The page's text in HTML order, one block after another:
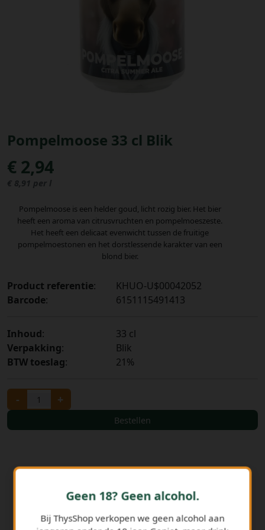
Pompelmoose 33 cl Blik
€ 2,94
€ 8,91 per l
Pompelmoose is een helder goud, licht rozig bier. Het bier
heeft een aroma van citrusvruchten en pompelmoeszeste.
Het heeft een delicaat evenwicht tussen de fruitige
pompelmoestonen en het dorstlessende karakter van een
blond bier.
Product referentie:
KHUO-U$00042052
Barcode: 6151115491413
Inhoud:
33 cl
Verpakking:
Blik
BTW toeslag: 21%
- +
Bestellen
Geen 18? Geen alcohol.
Bij ThysShop verkopen we geen alcohol aan